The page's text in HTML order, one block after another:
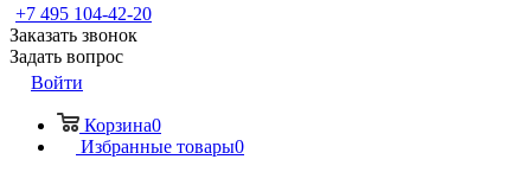
+7 495 104-42-20
Заказать звонок
Задать вопрос
Войти
Корзина0
Избранные товары0